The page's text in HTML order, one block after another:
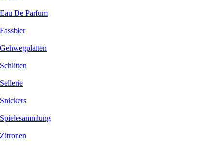
Eau De Parfum
Fassbier
Gehwegplatten
Schlitten
Sellerie
Snickers
Spielesammlung
Zitronen